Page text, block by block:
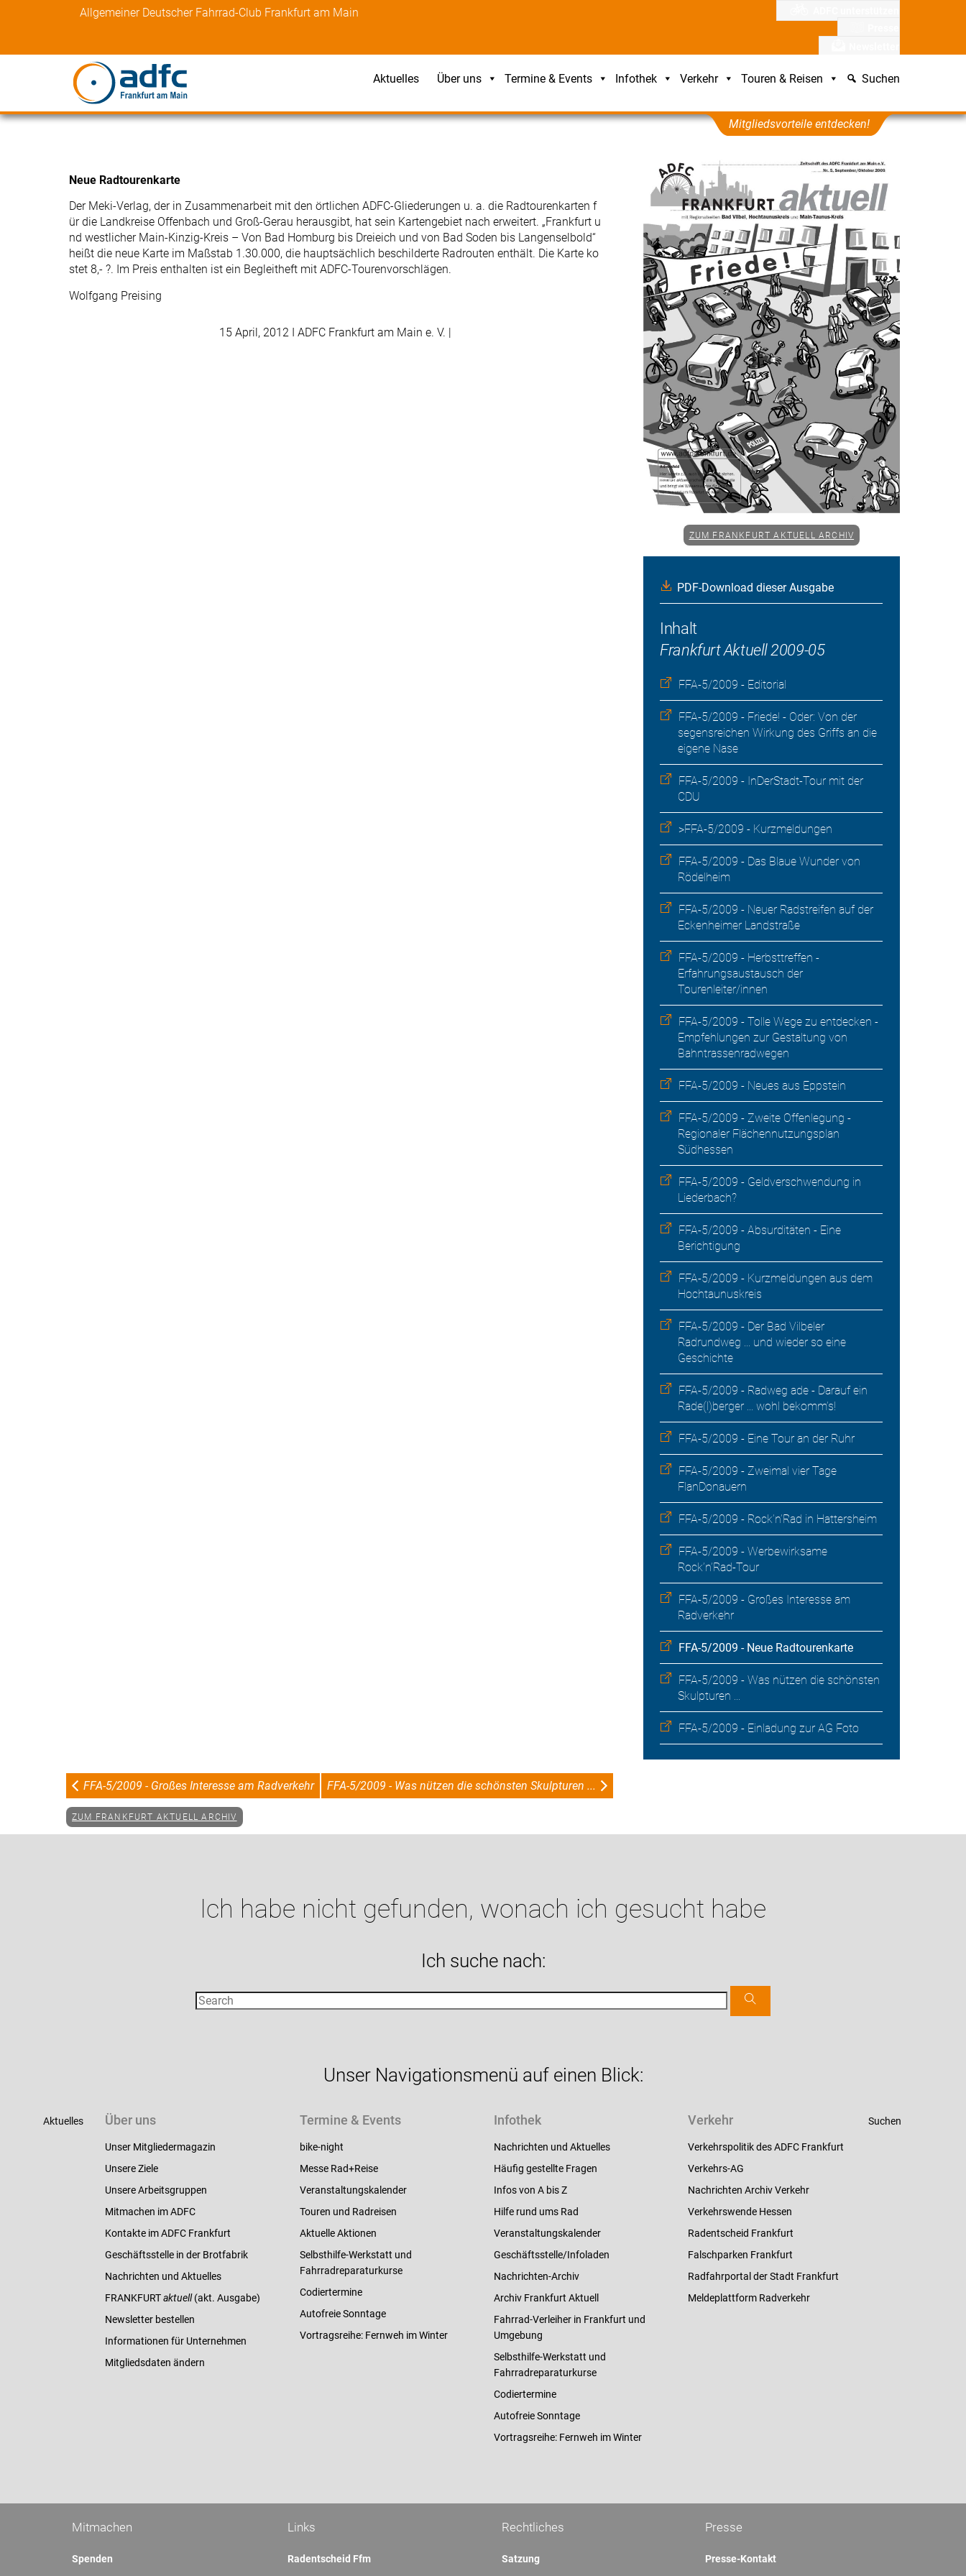
Allgemeiner Deutscher Fahrrad-Club Frankfurt am Main
Aktuelles Über uns Termine & Events Infothek Verkehr Touren & Reisen Suchen
Mitgliedsvorteile entdecken!
Neue Radtourenkarte
Der Meki-Verlag, der in Zusammenarbeit mit den örtlichen ADFC-Gliederungen u. a. die Radtourenkarten f
ür die Landkreise Offenbach und Groß-Gerau herausgibt, hat sein Kartengebiet nach erweitert. „Frankfurt u
nd westlicher Main-Kinzig-Kreis – Von Bad Homburg bis Dreieich und von Bad Soden bis Langenselbold“
heißt die neue Karte im Maßstab 1.30.000, die hauptsächlich beschilderte Radrouten enthält. Die Karte ko
stet 8,- ?. Im Preis enthalten ist ein Begleitheft mit ADFC-Tourenvorschlägen.
Wolfgang Preising
15 April, 2012 I ADFC Frankfurt am Main e. V. |
ZUM FRANKFURT AKTUELL ARCHIV
PDF-Download dieser Ausgabe
Inhalt
Frankfurt Aktuell 2009-05
FFA-5/2009 - Editorial
FFA-5/2009 - Friede! - Oder: Von der
segensreichen Wirkung des Griffs an die
eigene Nase
FFA-5/2009 - InDerStadt-Tour mit der
CDU
>FFA-5/2009 - Kurzmeldungen
FFA-5/2009 - Das Blaue Wunder von
Rödelheim
FFA-5/2009 - Neuer Radstreifen auf der
Eckenheimer Landstraße
FFA-5/2009 - Herbsttreffen -
Erfahrungsaustausch der
Tourenleiter/innen
FFA-5/2009 - Tolle Wege zu entdecken -
Empfehlungen zur Gestaltung von
Bahntrassenradwegen
FFA-5/2009 - Neues aus Eppstein
FFA-5/2009 - Zweite Offenlegung -
Regionaler Flächennutzungsplan
Südhessen
FFA-5/2009 - Geldverschwendung in
Liederbach?
FFA-5/2009 - Absurditäten - Eine
Berichtigung
FFA-5/2009 - Kurzmeldungen aus dem
Hochtaunuskreis
FFA-5/2009 - Der Bad Vilbeler
Radrundweg ... und wieder so eine
Geschichte
FFA-5/2009 - Radweg ade - Darauf ein
Rade(l)berger ... wohl bekomm’s!
FFA-5/2009 - Eine Tour an der Ruhr
FFA-5/2009 - Zweimal vier Tage
FlanDonauern
FFA-5/2009 - Rock’n’Rad in Hattersheim
FFA-5/2009 - Werbewirksame
Rock’n’Rad-Tour
FFA-5/2009 - Großes Interesse am
Radverkehr
FFA-5/2009 - Neue Radtourenkarte
FFA-5/2009 - Was nützen die schönsten
Skulpturen ...
FFA-5/2009 - Einladung zur AG Foto
FFA-5/2009 - Großes Interesse am Radverkehr FFA-5/2009 - Was nützen die schönsten Skulpturen ...
ZUM FRANKFURT AKTUELL ARCHIV
Ich habe nicht gefunden, wonach ich gesucht habe
Ich suche nach:
Unser Navigationsmenü auf einen Blick:
Aktuelles Über uns
Unser Mitgliedermagazin
Unsere Ziele
Unsere Arbeitsgruppen
Mitmachen im ADFC
Kontakte im ADFC Frankfurt
Geschäftsstelle in der Brotfabrik
Nachrichten und Aktuelles
FRANKFURTaktuell(akt. Ausgabe)
Newsletter bestellen
Informationen für Unternehmen
Mitgliedsdaten ändern
Termine & Events
bike-night
Messe Rad+Reise
Veranstaltungskalender
Touren und Radreisen
Aktuelle Aktionen
Selbsthilfe-Werkstatt und
Fahrradreparaturkurse
Codiertermine
Autofreie Sonntage
Vortragsreihe: Fernweh im Winter
Infothek
Nachrichten und Aktuelles
Häufig gestellte Fragen
Infos von A bis Z
Hilfe rund ums Rad
Veranstaltungskalender
Geschäftsstelle/Infoladen
Nachrichten-Archiv
Archiv Frankfurt Aktuell
Fahrrad-Verleiher in Frankfurt und
Umgebung
Selbsthilfe-Werkstatt und
Fahrradreparaturkurse
Codiertermine
Autofreie Sonntage
Vortragsreihe: Fernweh im Winter
Verkehr
Verkehrspolitik des ADFC Frankfurt
Verkehrs-AG
Nachrichten Archiv Verkehr
Verkehrswende Hessen
Radentscheid Frankfurt
Falschparken Frankfurt
Radfahrportal der Stadt Frankfurt
Meldeplattform Radverkehr
Suchen
Mitmachen
Spenden
Links
Radentscheid Ffm
Rechtliches
Satzung
Presse
Presse-Kontakt